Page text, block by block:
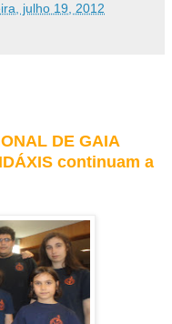
julho 19, 2012
DE GAIA
continuam a